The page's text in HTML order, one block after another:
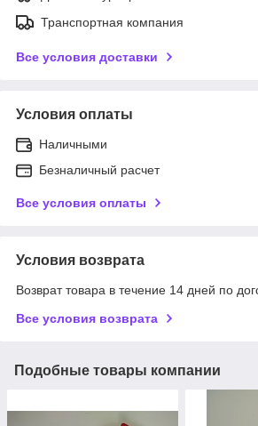
Транспортная компания
Все условия доставки
Условия оплаты
Наличными
Безналичный расчет
Все условия оплаты
Условия возврата
Возврат товара в течение 14 дней по
Все условия возврата
Подобные товары компании